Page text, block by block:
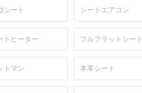
シート シートエアコン
トヒーター フルフラットシート
トマン 本革シート